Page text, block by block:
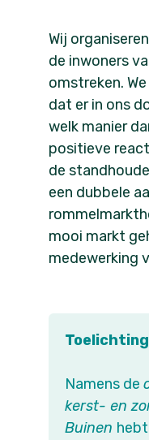
Wij
de inwoners
omstreken.
dat er in ons
welk manier
positieve
de
een dubbele
mooi markt
medewerking
Namens de
kerst- en
Buinen